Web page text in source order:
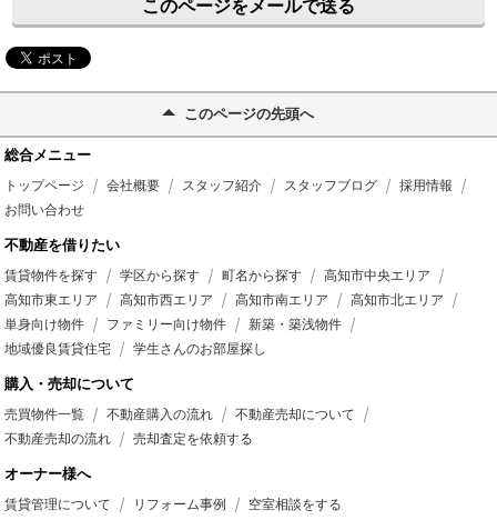
このページをメールで送る
このページの先頭へ
総合メニュー
トップページ 会社概要 スタッフ紹介 スタッフブログ
採用情報
お問い合わせ
不動産を借りたい
賃貸物件を探す 学区から探す 町名から探す
高知市中央エリア
高知市東エリア
高知市西エリア 高知市南エリア
高知市北エリア
単身向け物件
ファミリー向け物件
新築・築浅物件
地域優良賃貸住宅
学生さんのお部屋探し
購入・売却について
売買物件一覧 不動産購入の流れ
不動産売却について
不動産売却の流れ
売却査定を依頼する
オーナー様へ
賃貸管理について リフォーム事例 空室相談をする